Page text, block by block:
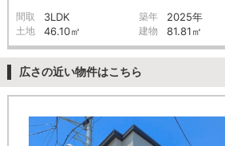
間取 3LDK 築年 2025年
土地 46.10㎡ 建物 81.81㎡
広さの近い物件はこちら